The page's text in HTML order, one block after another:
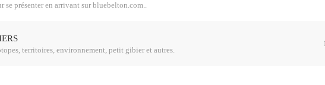
se présenter en arrivant sur bluebelton.com..
territoires, environnement, petit gibier et autres.